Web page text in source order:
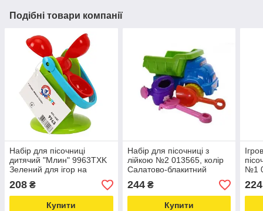
Подібні товари компанії
Набір для пісочниці
дитячий "Млин" 9963TXK
Зелений для ігор на
вулиці Love&Life -online-
multimarket-
208 ₴
Купити
Набір для пісочниці з
лійкою №2 013565, колір
Салатово-блакитний
Love&Life -online-
multimarket-
244₴
Купити
№1
224